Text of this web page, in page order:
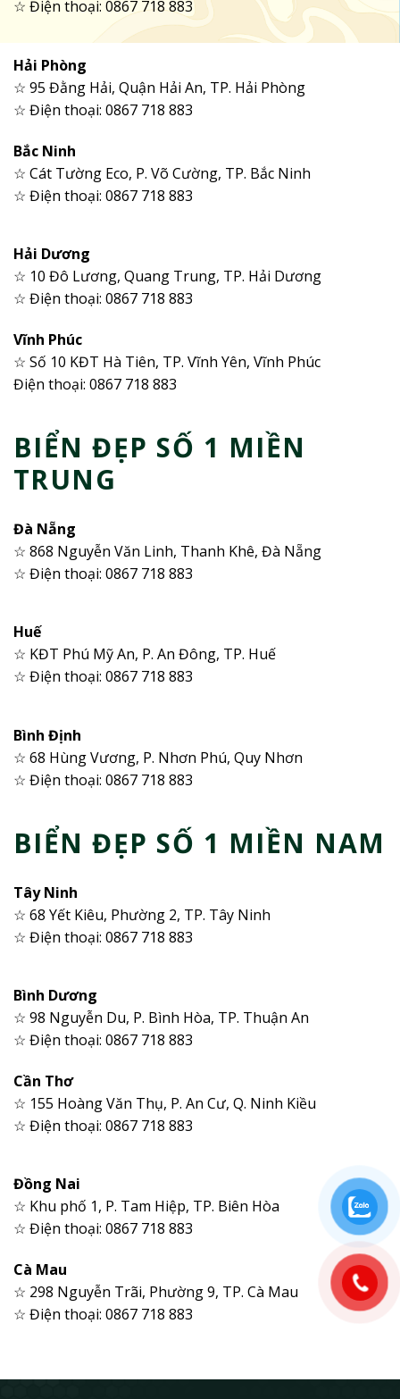
☆ Điện thoại: 0867 718 883
Hải Phòng
☆ 95 Đằng Hải, Quận Hải An, TP. Hải Phòng
☆ Điện thoại: 0867 718 883
Bắc Ninh
☆ Cát Tường Eco, P. Võ Cường, TP. Bắc Ninh
☆ Điện thoại: 0867 718 883
Hải Dương
☆ 10 Đô Lương, Quang Trung, TP. Hải Dương
☆ Điện thoại: 0867 718 883
Vĩnh Phúc
☆ Số 10 KĐT Hà Tiên, TP. Vĩnh Yên, Vĩnh Phúc
Điện thoại: 0867 718 883
BIỂN ĐẸP SỐ 1 MIỀN
TRUNG
Đà Nẵng
☆ 868 Nguyễn Văn Linh, Thanh Khê, Đà Nẵng
☆ Điện thoại: 0867 718 883
Huế
☆ KĐT Phú Mỹ An, P. An Đông, TP. Huế
☆ Điện thoại: 0867 718 883
Bình Định
☆ 68 Hùng Vương, P. Nhơn Phú, Quy Nhơn
☆ Điện thoại: 0867 718 883
BIỂN ĐẸP SỐ 1 MIỀN NAM
Tây Ninh
☆ 68 Yết Kiêu, Phường 2, TP. Tây Ninh
☆ Điện thoại: 0867 718 883
Bình Dương
☆ 98 Nguyễn Du, P. Bình Hòa, TP. Thuận An
☆ Điện thoại: 0867 718 883
Cần Thơ
☆ 155 Hoàng Văn Thụ, P. An Cư, Q. Ninh Kiều
☆ Điện thoại: 0867 718 883
Đồng Nai
☆ Khu phố 1, P. Tam Hiệp, TP. Biên Hòa
☆ Điện thoại: 0867 718 883
Cà Mau
☆ 298 Nguyễn Trãi, Phường 9, TP. Cà Mau
☆ Điện thoại: 0867 718 883